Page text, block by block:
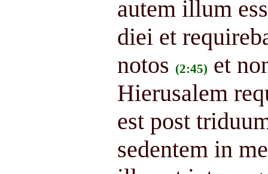
autem illum
diei et
notos (2:45) et
Hierusalem
est post
sedentem in